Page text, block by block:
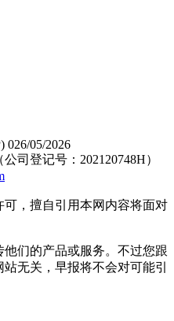
026/05/2026
司登记号：202120748H）
，擅自引用本网内容将面对
们的产品或服务。不过您跟
无关，早报将不会对可能引